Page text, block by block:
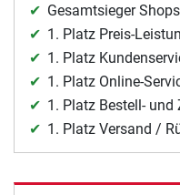
Gesamtsieger
1. Platz Preis-
1. Platz
1. Platz Online-
1. Platz Bestell-
1. Platz Versand /